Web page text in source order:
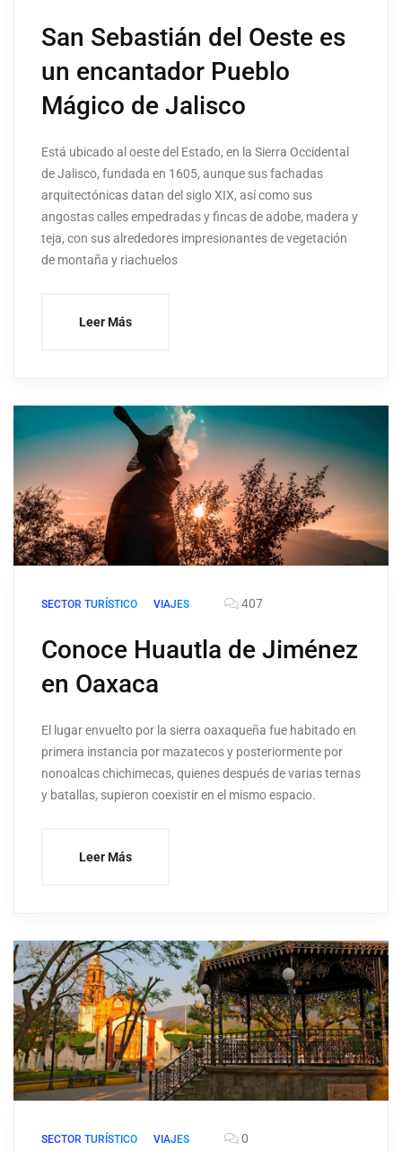
San Sebastián del Oeste es
un encantador Pueblo
Mágico de Jalisco
Está ubicado al oeste del Estado, en la Sierra Occidental
de Jalisco, fundada en 1605, aunque sus fachadas
arquitectónicas datan del siglo XIX, así como sus
angostas calles empedradas y fincas de adobe, madera y
teja, con sus alrededores impresionantes de vegetación
de montaña y riachuelos
Leer Más
SECTOR TURÍSTICO VIAJES 407
Conoce Huautla de Jiménez
en Oaxaca
El lugar envuelto por la sierra oaxaqueña fue habitado en
primera instancia por mazatecos y posteriormente por
nonoalcas chichimecas, quienes después de varias ternas
y batallas, supieron coexistir en el mismo espacio.
Leer Más
SECTOR TURÍSTICO VIAJES 0